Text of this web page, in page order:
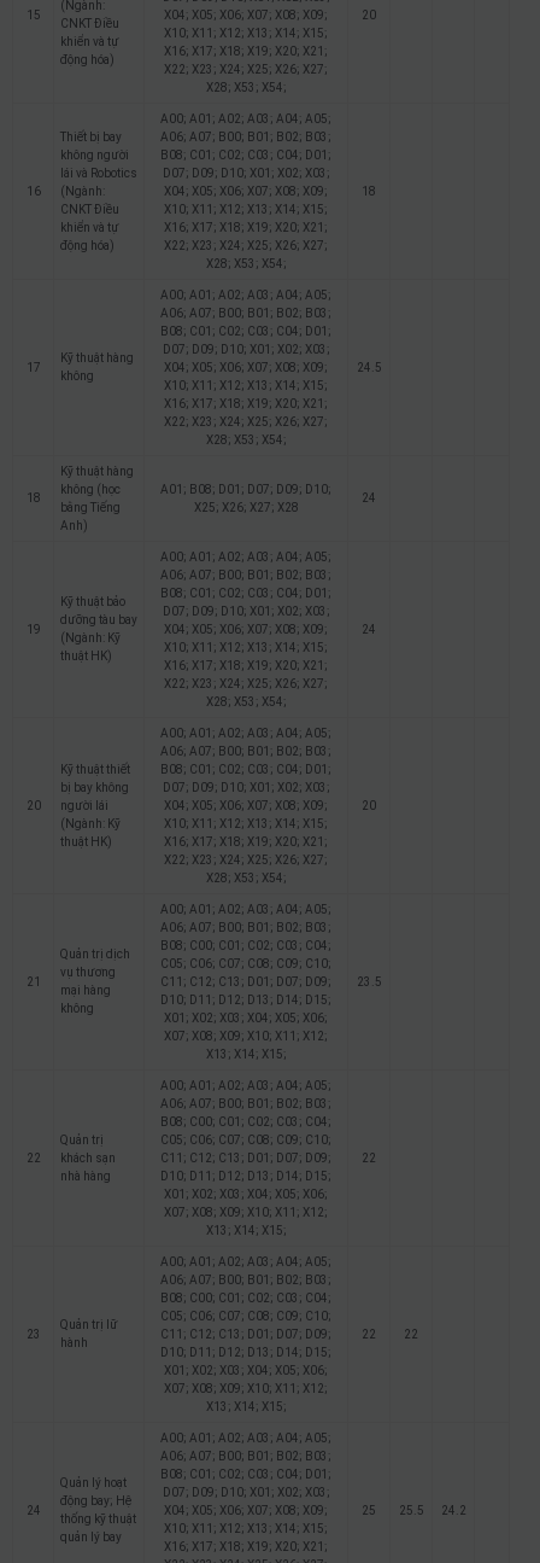
15
(Ngành:
CNKT Điều
khiển và tự
động hóa)
X04; X05; X06; X07; X08; X09;
X10; X11; X12; X13; X14; X15;
X16; X17; X18; X19; X20; X21;
X22; X23; X24; X25; X26; X27;
X28; X53; X54;
20
16
Thiết bị bay
không người
lái và Robotics
(Ngành:
CNKT Điều
khiển và tự
động hóa)
A00; A01; A02; A03; A04; A05;
A06; A07; B00; B01; B02; B03;
B08; C01; C02; C03; C04; D01;
D07; D09; D10; X01; X02; X03;
X04; X05; X06; X07; X08; X09;
X10; X11; X12; X13; X14; X15;
X16; X17; X18; X19; X20; X21;
X22; X23; X24; X25; X26; X27;
X28; X53; X54;
18
17
Kỹ thuật hàng
không
A00; A01; A02; A03; A04; A05;
A06; A07; B00; B01; B02; B03;
B08; C01; C02; C03; C04; D01;
D07; D09; D10; X01; X02; X03;
X04; X05; X06; X07; X08; X09;
X10; X11; X12; X13; X14; X15;
X16; X17; X18; X19; X20; X21;
X22; X23; X24; X25; X26; X27;
X28; X53; X54;
24.5
18
Kỹ thuật hàng
không (học
bằng Tiếng
Anh)
A01; B08; D01; D07; D09; D10;
X25; X26; X27; X28
24
19
Kỹ thuật bảo
dưỡng tàu bay
(Ngành: Kỹ
thuật HK)
A00; A01; A02; A03; A04; A05;
A06; A07; B00; B01; B02; B03;
B08; C01; C02; C03; C04; D01;
D07; D09; D10; X01; X02; X03;
X04; X05; X06; X07; X08; X09;
X10; X11; X12; X13; X14; X15;
X16; X17; X18; X19; X20; X21;
X22; X23; X24; X25; X26; X27;
X28; X53; X54;
24
20
Kỹ thuật thiết
bị bay không
người lái
(Ngành: Kỹ
thuật HK)
A00; A01; A02; A03; A04; A05;
A06; A07; B00; B01; B02; B03;
B08; C01; C02; C03; C04; D01;
D07; D09; D10; X01; X02; X03;
X04; X05; X06; X07; X08; X09;
X10; X11; X12; X13; X14; X15;
X16; X17; X18; X19; X20; X21;
X22; X23; X24; X25; X26; X27;
X28; X53; X54;
20
21
Quản trị dịch
vụ thương
mại hàng
không
A00; A01; A02; A03; A04; A05;
A06; A07; B00; B01; B02; B03;
B08; C00; C01; C02; C03; C04;
C05; C06; C07; C08; C09; C10;
C11; C12; C13; D01; D07; D09;
D10; D11; D12; D13; D14; D15;
X01; X02; X03; X04; X05; X06;
X07; X08; X09; X10; X11; X12;
X13; X14; X15;
23.5
22
Quản trị
khách sạn
nhà hàng
A00; A01; A02; A03; A04; A05;
A06; A07; B00; B01; B02; B03;
B08; C00; C01; C02; C03; C04;
C05; C06; C07; C08; C09; C10;
C11; C12; C13; D01; D07; D09;
D10; D11; D12; D13; D14; D15;
X01; X02; X03; X04; X05; X06;
X07; X08; X09; X10; X11; X12;
X13; X14; X15;
22
23
Quản trị lữ
hành
A00; A01; A02; A03; A04; A05;
A06; A07; B00; B01; B02; B03;
B08; C00; C01; C02; C03; C04;
C05; C06; C07; C08; C09; C10;
C11; C12; C13; D01; D07; D09;
D10; D11; D12; D13; D14; D15;
X01; X02; X03; X04; X05; X06;
X07; X08; X09; X10; X11; X12;
X13; X14; X15;
22 22
24
Quản lý hoạt
động bay; Hệ
thống kỹ thuật
quản lý bay
A00; A01; A02; A03; A04; A05;
A06; A07; B00; B01; B02; B03;
B08; C01; C02; C03; C04; D01;
D07; D09; D10; X01; X02; X03;
X04; X05; X06; X07; X08; X09;
X10; X11; X12; X13; X14; X15;
X16; X17; X18; X19; X20; X21;
25 25.5 24.2